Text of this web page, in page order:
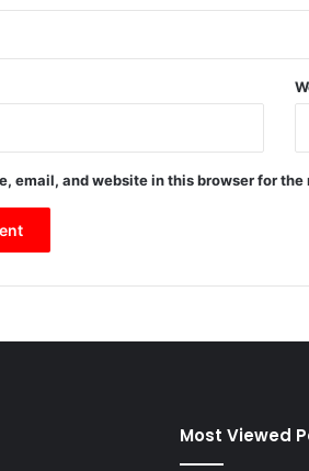
email, and website in this browser for
Most Viewed